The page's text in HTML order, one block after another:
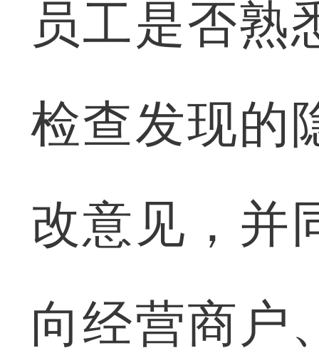
员工是否熟
检查发现的
改意见，并
向经营商户